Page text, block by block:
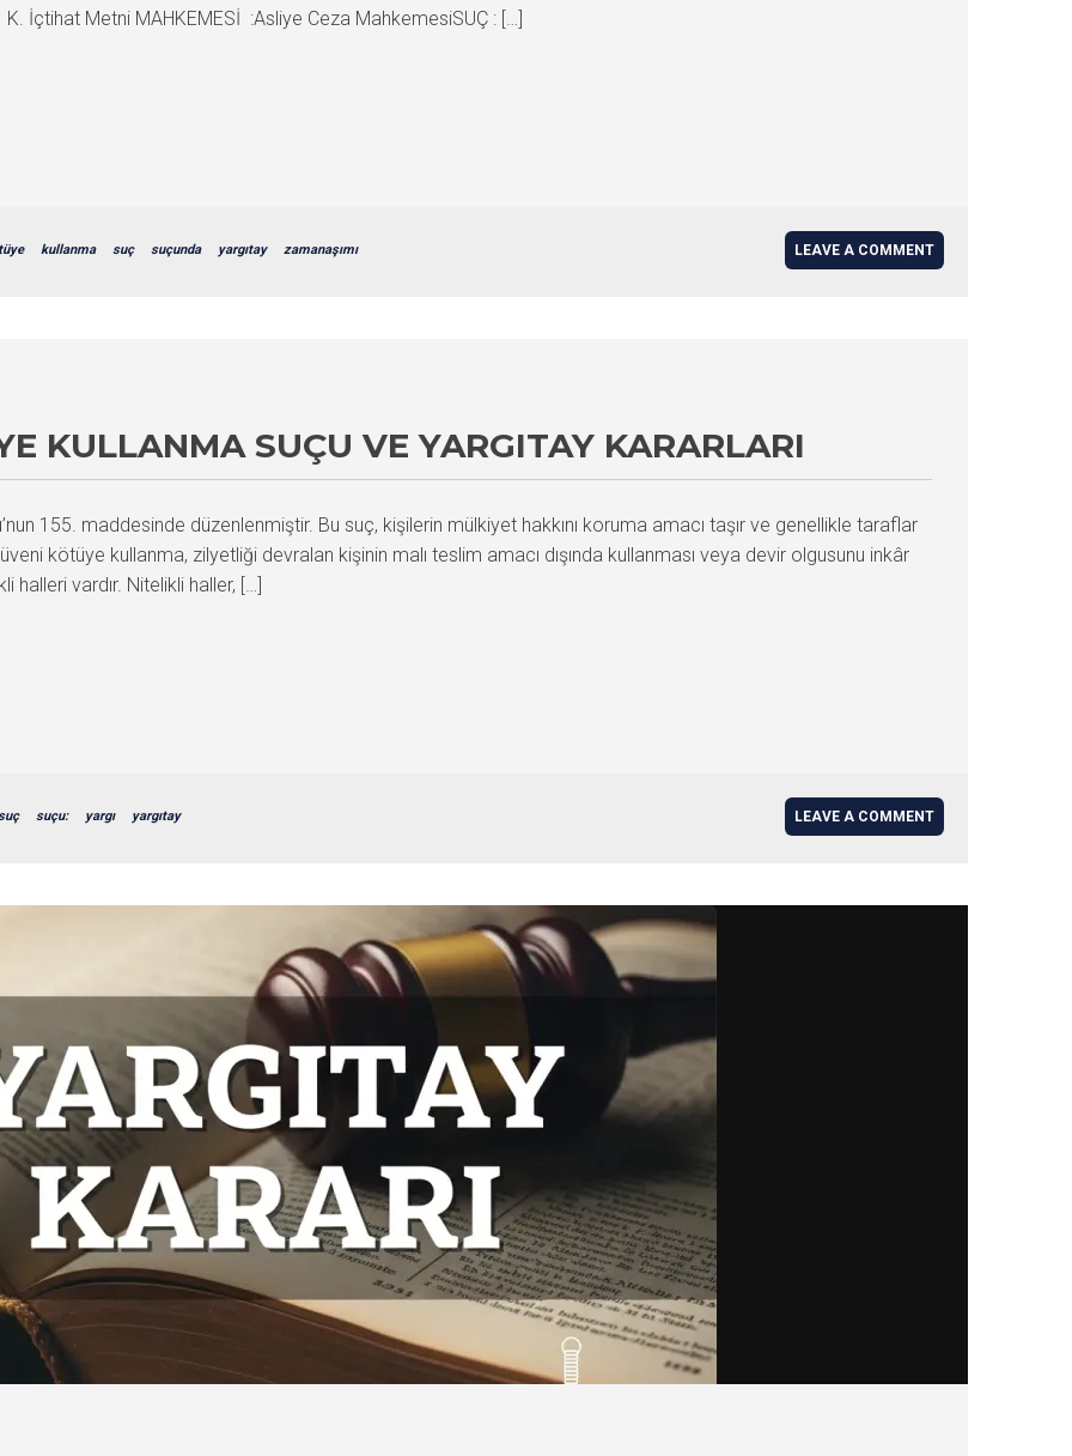
Metni MAHKEMESİ :Asliye Ceza MahkemesiSUÇ : […]
kullanma suç suçunda yargıtay zamanaşımı LEAVE A COMMENT
KULLANMA SUÇU VE YARGITAY KARARLARI
155. maddesinde düzenlenmiştir. Bu suç, kişilerin mülkiyet hakkını koruma amacı taşır ve genellikle taraflar
kötüye kullanma, zilyetliği devralan kişinin malı teslim amacı dışında kullanması veya devir olgusunu inkâr
vardır. Nitelikli haller, […]
suçu: yargı yargıtay LEAVE A COMMENT